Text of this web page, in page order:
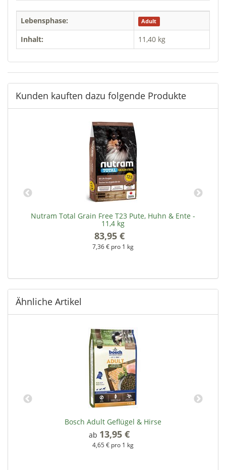
Lebensphase: Adult
Inhalt: 11,40 kg
Kunden kauften dazu folgende Produkte
Nutram Total Grain Free T23 Pute, Huhn & Ente -
11,4 kg
83,95 €
7,36 € pro 1 kg
Ähnliche Artikel
Bosch Adult Geflügel & Hirse
ab 13,95 €
4,65 € pro 1 kg